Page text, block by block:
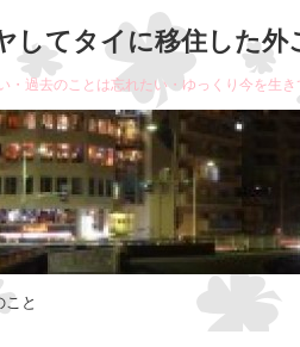
してタイに移住した外
・過去のことは忘れたい・ゆっくり今を生
こと